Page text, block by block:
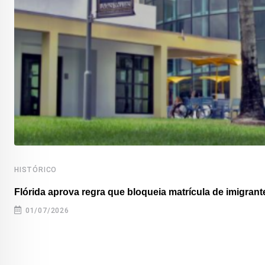
HISTÓRICO
Flórida aprova regra que bloqueia matrícula de
01/07/2026